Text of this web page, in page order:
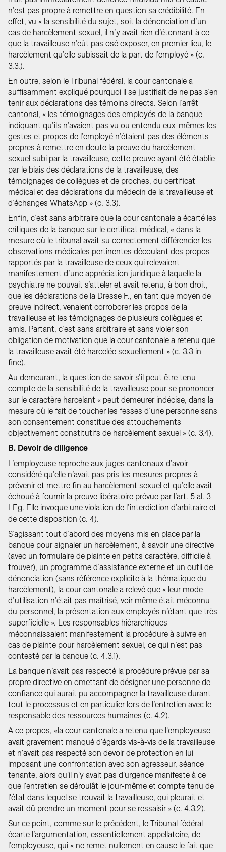
n’est pas propre à remettre en question sa crédibilité. En
effet, vu « la sensibilité du sujet, soit la dénonciation d’un
cas de harcèlement sexuel, il n’y avait rien d’étonnant à ce
que la travailleuse n’eût pas osé exposer, en premier lieu, le
harcèlement qu’elle subissait de la part de l’employé » (c.
3.3.).
En outre, selon le Tribunal fédéral, la cour cantonale a
suffisamment expliqué pourquoi il se justifiait de ne pas s’en
tenir aux déclarations des témoins directs. Selon l’arrêt
cantonal, « les témoignages des employés de la banque
indiquant qu’ils n’avaient pas vu ou entendu eux-mêmes les
gestes et propos de l’employé n’étaient pas des éléments
propres à remettre en doute la preuve du harcèlement
sexuel subi par la travailleuse, cette preuve ayant été établie
par le biais des déclarations de la travailleuse, des
témoignages de collègues et de proches, du certificat
médical et des déclarations du médecin de la travailleuse et
d’échanges WhatsApp » (c. 3.3).
Enfin, c’est sans arbitraire que la cour cantonale a écarté les
critiques de la banque sur le certificat médical, « dans la
mesure où le tribunal avait su correctement différencier les
observations médicales pertinentes découlant des propos
rapportés par la travailleuse de ceux qui relevaient
manifestement d’une appréciation juridique à laquelle la
psychiatre ne pouvait s’atteler et avait retenu, à bon droit,
que les déclarations de la Dresse F., en tant que moyen de
preuve indirect, venaient corroborer les propos de la
travailleuse et les témoignages de plusieurs collègues et
amis. Partant, c’est sans arbitraire et sans violer son
obligation de motivation que la cour cantonale a retenu que
la travailleuse avait été harcelée sexuellement » (c. 3.3 in
fine).
Au demeurant, la question de savoir s’il peut être tenu
compte de la sensibilité de la travailleuse pour se prononcer
sur le caractère harcelant « peut demeurer indécise, dans la
mesure où le fait de toucher les fesses d’une personne sans
son consentement constitue des attouchements
objectivement constitutifs de harcèlement sexuel » (c. 3.4).
B. Devoir de diligence
L’employeuse reproche aux juges cantonaux d’avoir
considéré qu’elle n’avait pas pris les mesures propres à
prévenir et mettre fin au harcèlement sexuel et qu’elle avait
échoué à fournir la preuve libératoire prévue par l’art. 5 al. 3
LEg. Elle invoque une violation de l’interdiction d’arbitraire et
de cette disposition (c. 4).
S’agissant tout d’abord des moyens mis en place par la
banque pour signaler un harcèlement, à savoir une directive
(avec un formulaire de plainte en petits caractère, difficile à
trouver), un programme d’assistance externe et un outil de
dénonciation (sans référence explicite à la thématique du
harcèlement), la cour cantonale a relevé que « leur mode
d’utilisation n’était pas maîtrisé, voir même était méconnu
du personnel, la présentation aux employés n’étant que très
superficielle ». Les responsables hiérarchiques
méconnaissaient manifestement la procédure à suivre en
cas de plainte pour harcèlement sexuel, ce qui n’est pas
contesté par la banque (c. 4.3.1).
La banque n’avait pas respecté la procédure prévue par sa
propre directive en omettant de désigner une personne de
confiance qui aurait pu accompagner la travailleuse durant
tout le processus et en particulier lors de l’entretien avec le
responsable des ressources humaines (c. 4.2).
A ce propos, «la cour cantonale a retenu que l'employeuse
avait gravement manqué d'égards vis-à-vis de la travailleuse
et n'avait pas respecté son devoir de protection en lui
imposant une confrontation avec son agresseur, séance
tenante, alors qu'il n'y avait pas d'urgence manifeste à ce
que l'entretien se déroulât le jour-même et compte tenu de
l'état dans lequel se trouvait la travailleuse, qui pleurait et
avait dû prendre un moment pour se ressaisir » (c. 4.3.2).
Sur ce point, comme sur le précédent, le Tribunal fédéral
écarte l’argumentation, essentiellement appellatoire, de
l’employeuse, qui « ne remet nullement en cause le fait que